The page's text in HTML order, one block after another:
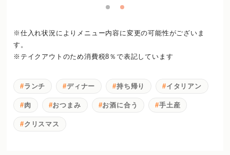
※仕入れ状況によりメニュー内容に変更の可能性がございま
す。
※テイクアウトのため消費税8％で表記しています
ランチ ディナー 持ち帰り イタリアン
肉 おつまみ お酒に合う 手土産
クリスマス